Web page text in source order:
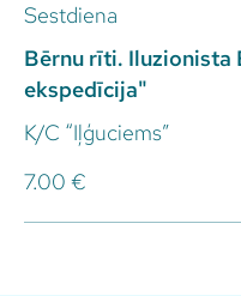
Sestdiena
Bērnu rīti. Iluzionista
ekspedīcija"
K/C “Iļģuciems”
7.00 €